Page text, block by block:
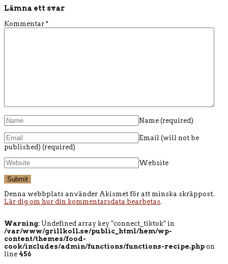
Lämna ett svar
Kommentar *
Name (required)
Email (will not be
published) (required)
Website
Denna webbplats använder Akismet för att minska skräppost.
Lär dig om hur din kommentarsdata bearbetas.
Warning: Undefined array key "connect_tiktok" in
/var/www/grillkoll.se/public_html/hem/wp-
content/themes/food-
cook/includes/admin/functions/functions-recipe.php on
line 456